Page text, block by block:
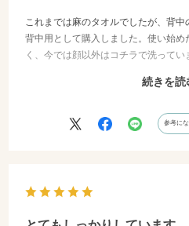
これまでは麻のタオルでしたが、背中
背中用として購入しました。使い始め
く、今では顔以外はコチラで洗ってい
れば長さが半分の商品を出していた
続きを読
参考に